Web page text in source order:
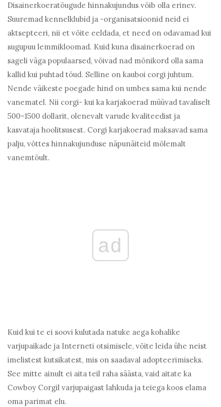
Disainerkoeratõugude hinnakujundus võib olla erinev.
Suuremad kennelklubid ja -organisatsioonid neid ei
aktsepteeri, nii et võite eeldada, et need on odavamad kui
sugupuu lemmikloomad. Kuid kuna disainerkoerad on
sageli väga populaarsed, võivad nad mõnikord olla sama
kallid kui puhtad tõud. Selline on kauboi corgi juhtum.
Nende väikeste poegade hind on umbes sama kui nende
vanematel. Nii corgi- kui ka karjakoerad müüvad tavaliselt
500–1500 dollarit, olenevalt varude kvaliteedist ja
kasvataja hoolitsusest. Corgi karjakoerad maksavad sama
palju, võttes hinnakujunduse näpunäiteid mõlemalt
vanemtõult.
ad
Kuid kui te ei soovi kulutada natuke aega kohalike
varjupaikade ja Interneti otsimisele, võite leida ühe neist
imelistest kutsikatest, mis on saadaval adopteerimiseks.
See mitte ainult ei aita teil raha säästa, vaid aitate ka
Cowboy Corgil varjupaigast lahkuda ja teiega koos elama
oma parimat elu.